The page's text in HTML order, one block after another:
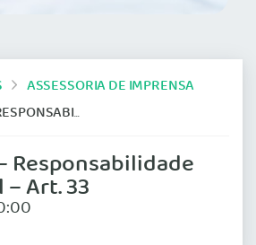
ASSESSORIA DE IMPRENSA
– ART. 33
Responsabilidade
Art. 33